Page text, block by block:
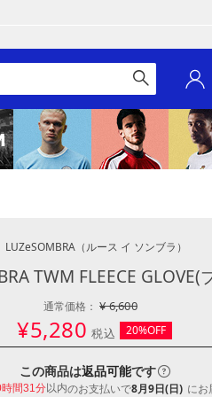
LUZeSOMBRA（ルース イ ソンブラ）
TWM FLEECE GLOVE(
通常価格：¥ 6,600
¥5,280 税込 20%OFF
この商品は返品可能です
時間31分以内のお支払いで8月9日(日) にお